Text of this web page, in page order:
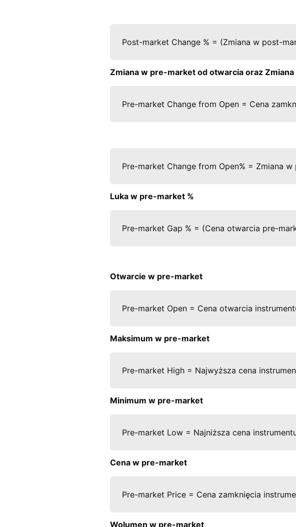
Post-market Change % = (Zmiana w post-
Zmiana w pre-market od otwarcia oraz
Pre-market Change from Open = Cena
Pre-market Change from Open% = Zmiana
Luka w pre-market %
Pre-market Gap % = (Cena otwarcia pre-
Otwarcie w pre-market
Pre-market Open = Cena otwarcia
Maksimum w pre-market
Pre-market High = Najwyższa cena
Minimum w pre-market
Pre-market Low = Najniższa cena
Cena w pre-market
Pre-market Price = Cena zamknięcia
Wolumen w pre-market